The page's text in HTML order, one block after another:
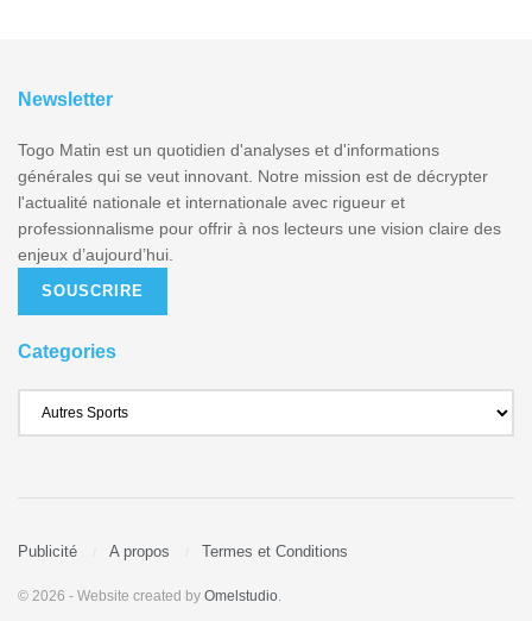
Newsletter
Togo Matin est un quotidien d'analyses et d'informations
générales qui se veut innovant. Notre mission est de décrypter
l'actualité nationale et internationale avec rigueur et
professionnalisme pour offrir à nos lecteurs une vision claire des
enjeux d’aujourd’hui.
SOUSCRIRE
Categories
Publicité A propos Termes et Conditions
© 2026 - Website created by Omelstudio.